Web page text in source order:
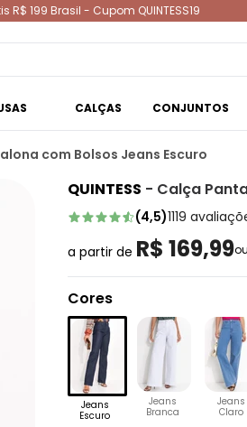
R$ 199 Brasil - Cupom QUINTESS19
CALÇAS CONJUNTOS
com Bolsos Jeans Escuro
QUINTESS - Calça
(4,5)1119
a partir de R$ 169,99ou
Cores
Jeans
Escuro
Jeans
Branca
Jeans
Claro